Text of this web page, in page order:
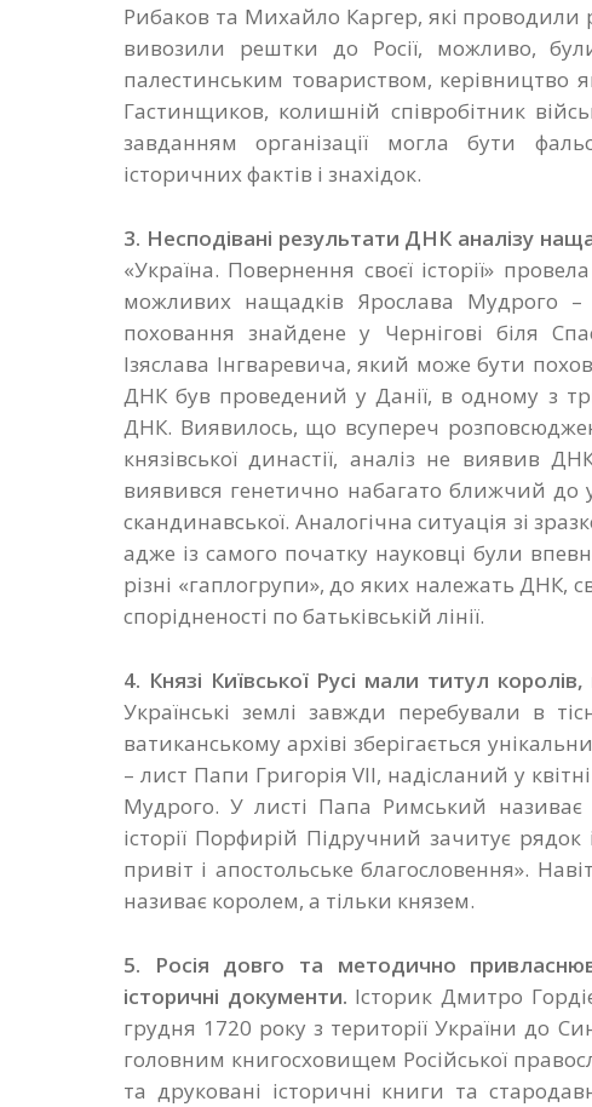
Рибаков та Михайло Каргер, які проводили
вивозили рештки до Росії, можливо,
палестинським товариством,
Гастинщиков, колишній співробітник
завданням організації могла бути
історичних фактів і знахідок.
3. Несподівані результати ДНК аналізу
«Україна. Повернення своєї історії»
можливих нащадків Ярослава Мудрого –
поховання знайдене у Чернігові біля
Ізяслава Інгваревича, який може бути
ДНК був проведений у Данії, в одному з
ДНК. Виявилось, що всупереч
князівської династії, аналіз не виявив
виявився генетично набагато ближчий до
скандинавської. Аналогічна ситуація зі
адже із самого початку науковці були
різні «гаплогрупи», до яких належать ДНК,
спорідненості по батьківській лінії.
4. Князі Київської Русі мали титул
Українські землі завжди перебували в
ватиканському архіві зберігається
– лист Папи Григорія VII, надісланий у
Мудрого. У листі Папа Римський називає
історії Порфирій Підручний зачитує
привіт і апостольське благословення».
називає королем, а тільки князем.
5. Росія довго та методично
історичні документи. Історик Дмитро
грудня 1720 року з території України до
головним книгосховищем Російської
та друковані історичні книги та